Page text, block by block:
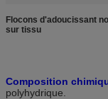
Flocons d'adoucissant
sur tissu
Composition
polyhydrique.